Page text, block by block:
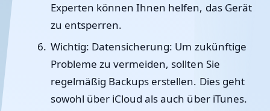
Experten können Ihnen helfen, das Gerät
zu entsperren.
Wichtig: Datensicherung: Um zukünftige
Probleme zu vermeiden, sollten Sie
regelmäßig Backups erstellen. Dies geht
sowohl über iCloud als auch über iTunes.